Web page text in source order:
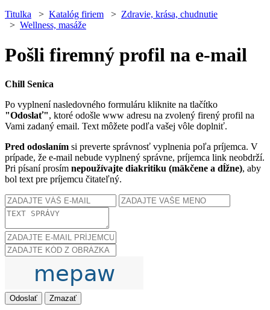
Titulka > Katalóg firiem > Zdravie, krása, chudnutie
> Wellness, masáže
Pošli firemný profil na e-mail
Chill Senica
Po vyplnení nasledovného formuláru kliknite na tlačítko
"Odoslať", ktoré odošle www adresu na zvolený firený profil na
Vami zadaný email. Text môžete podľa vašej vôle doplniť.
Pred odoslaním si preverte správnosť vyplnenia poľa príjemca. V
prípade, že e-mail nebude vyplnený správne, príjemca link neobdrží.
Pri písaní prosím nepoužívajte diakritiku (mäkčene a dĺžne), aby
bol text pre príjemcu čitateľný.
Odoslať Zmazať